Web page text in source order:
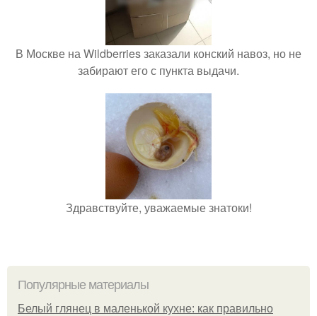
В Москве на Wildberries заказали конский навоз, но не
забирают его с пункта выдачи.
Здравствуйте, уважаемые знатоки!
Популярные материалы
Белый глянец в маленькой кухне: как правильно